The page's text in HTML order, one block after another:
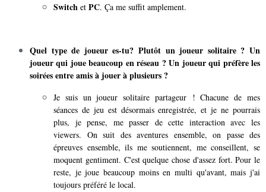
Switch et PC. Ça me suffit amplement.
Quel type de joueur es-tu? Plutôt un joueur solitaire ? Un
joueur qui joue beaucoup en réseau ? Un joueur qui préfère les
soirées entre amis à jouer à plusieurs ?
Je suis un joueur solitaire partageur ! Chacune de mes
séances de jeu est désormais enregistrée, et je ne pourrais
plus, je pense, me passer de cette interaction avec les
viewers. On suit des aventures ensemble, on passe des
épreuves ensemble, ils me soutiennent, me conseillent, se
moquent gentiment. C'est quelque chose d'assez fort. Pour le
reste, je joue beaucoup moins en multi qu'avant, mais j'ai
toujours préféré le local.